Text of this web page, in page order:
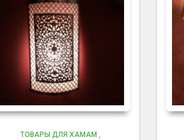
ТОВАРЫ ДЛЯ ХАМАМ ,